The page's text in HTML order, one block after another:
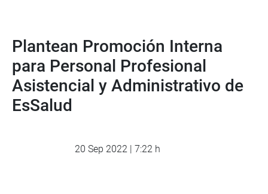
Plantean Promoción Interna
para Personal Profesional
Asistencial y Administrativo de
EsSalud
20 Sep 2022 | 7:22 h